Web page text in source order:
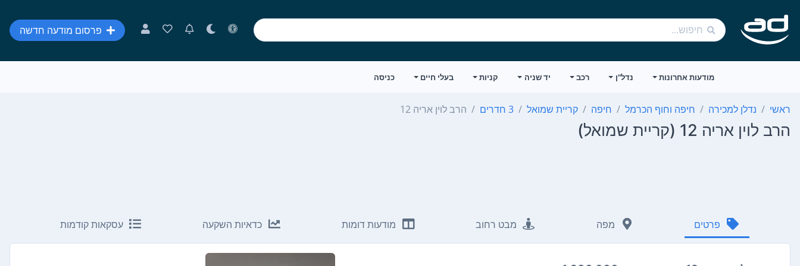
פרסום מודעה חדשה
מודעות אחרונות נדל"ן רכב יד שניה קניות בעלי חיים כניסה
ראשי נדלן למכירה חיפה וחוף הכרמל חיפה קריית שמואל 3 חדרים הרב לוין אריה 12
הרב לוין אריה 12 (קריית שמואל)
פרטים מפה מבט רחוב מודעות דומות כדאיות השקעה עסקאות קודמות